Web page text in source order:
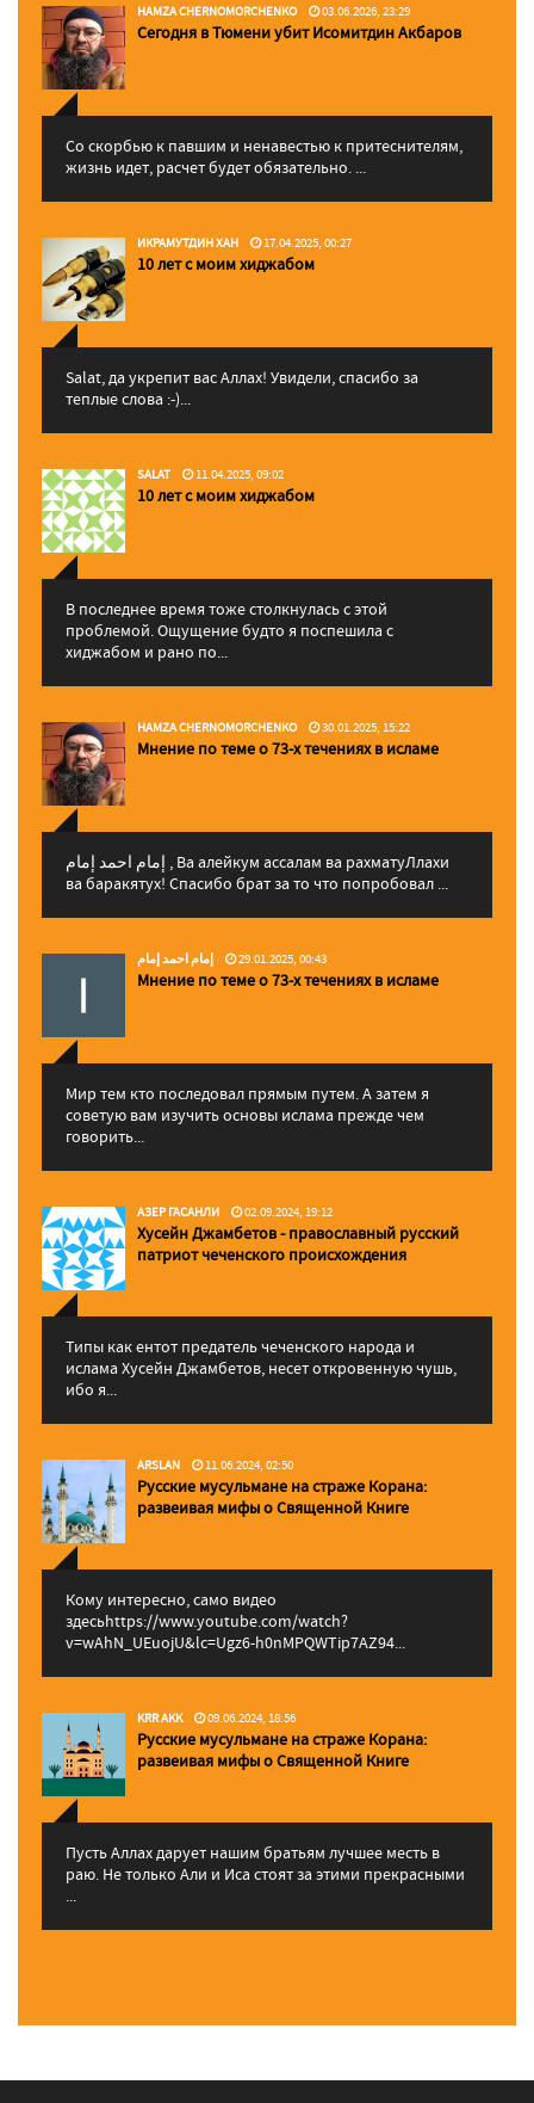
HAMZA CHERNOMORCHENKO 03.06.2026, 23:29
Сегодня в Тюмени убит Исомитдин Акбаров
Со скорбью к павшим и ненавестью к притеснителям,
жизнь идет, расчет будет обязательно. ...
ИКРАМУТДИН ХАН 17.04.2025, 00:27
10 лет с моим хиджабом
Salat, да укрепит вас Аллаx! Увидели, спасибо за
теплые слова :-)...
SALAT 11.04.2025, 09:02
10 лет с моим хиджабом
В последнее время тоже столкнулась с этой
проблемой. Ощущение будто я поспешила с
хиджабом и рано по...
HAMZA CHERNOMORCHENKO 30.01.2025, 15:22
Мнение по теме о 73-х течениях в исламе
إمام احمد إمام , Ва алейкум ассалам ва рахматуЛлахи
ва баракятух! Спасибо брат за то что попробовал ...
إمام احمد إمام 29.01.2025, 00:43
Мнение по теме о 73-х течениях в исламе
Мир тем кто последовал прямым путем. А затем я
советую вам изучить основы ислама прежде чем
говорить...
АЗЕР ГАСАНЛИ 02.09.2024, 19:12
Хусейн Джамбетов - православный русский
патриот чеченского происхождения
Типы как ентот предатель чеченского народа и
ислама Хусейн Джамбетов, несет откровенную чушь,
ибо я...
ARSLAN 11.06.2024, 02:50
Русские мусульмане на страже Корана:
pазвеивая мифы о Священной Книге
Кому интересно, само видео
здесьhttps://www.youtube.com/watch?
v=wAhN_UEuojU&lc=Ugz6-h0nMPQWTip7AZ94...
KRR AKK 09.06.2024, 18:56
Русские мусульмане на страже Корана:
pазвеивая мифы о Священной Книге
Пусть Аллах дарует нашим братьям лучшее месть в
раю. Не только Али и Иса стоят за этими прекрасными
...